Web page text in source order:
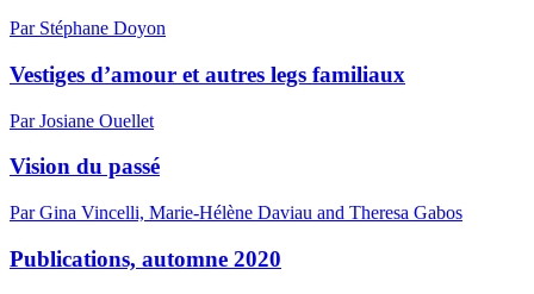
Par Stéphane Doyon
Vestiges d’amour et autres legs familiaux
Par Josiane Ouellet
Vision du passé
Par Gina Vincelli, Marie-Hélène Daviau and Theresa Gabos
Publications, automne 2020